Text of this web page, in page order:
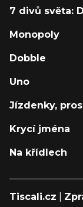
7 divů světa:
Monopoly
Dobble
Uno
Jízdenky,
Krycí jména
Na křídlech
Tiscali.cz